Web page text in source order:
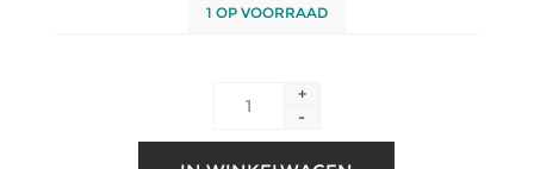
1 OP VOORRAAD
+
-